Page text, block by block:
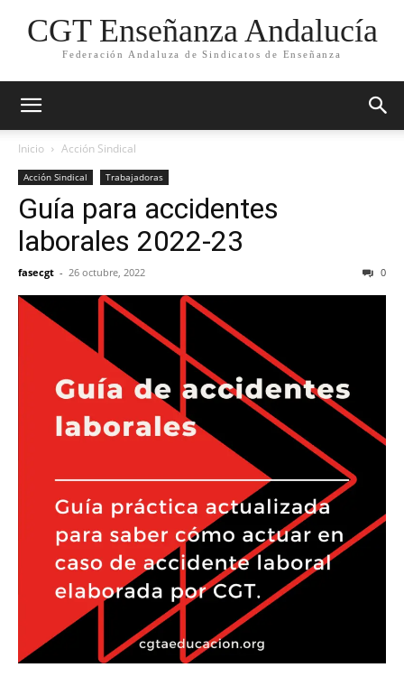
CGT Enseñanza Andalucía
Federación Andaluza de Sindicatos de Enseñanza
Inicio Acción Sindical
Acción Sindical Trabajadoras
Guía para accidentes
laborales 2022-23
fasecgt - 26 octubre, 2022 0